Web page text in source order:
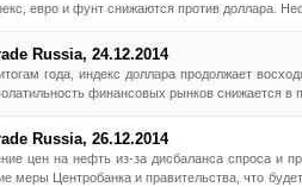
евро и фунт снижаются против доллара.
Russia, 24.12.2014
года, индекс доллара продолжает
финансовых рынков снижается в
Russia, 26.12.2014
цен на нефть из-за дисбаланса спроса и
меры Центробанка и правительства, что